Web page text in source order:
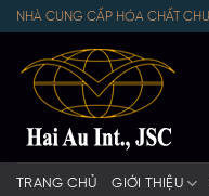
Skip
content
NHÀ CUNG CẤP HÓA CHẤT
TRANG CHỦ GIỚI THIỆU